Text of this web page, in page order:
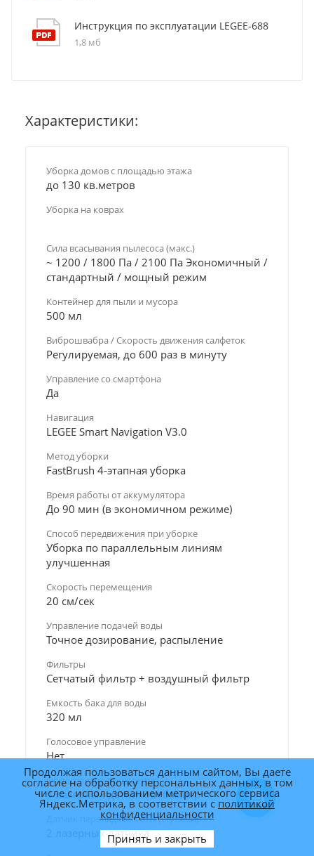
Инструкция по эксплуатации LEGEE-688
1,8 мб
Характеристики:
Уборка домов с площадью этажа
до 130 кв.метров
Уборка на коврах
Сила всасывания пылесоса (макс.)
~ 1200 / 1800 Па / 2100 Па Экономичный /
стандартный / мощный режим
Контейнер для пыли и мусора
500 мл
Виброшвабра / Скорость движения салфеток
Регулируемая, до 600 раз в минуту
Управление со смартфона
Да
Навигация
LEGEE Smart Navigation V3.0
Метод уборки
FastBrush 4-этапная уборка
Время работы от аккумулятора
До 90 мин (в экономичном режиме)
Способ передвижения при уборке
Уборка по параллельным линиям
улучшенная
Скорость перемещения
20 см/сек
Управление подачей воды
Точное дозирование, распыление
Фильтры
Сетчатый фильтр + воздушный фильтр
Емкость бака для воды
320 мл
Голосовое управление
Нет
Определение предметов
5 лазерных датчиков+бампер
Датчик перепада высоты (ступени)
2 лазерных датчика
Продолжая пользоваться данным сайтом, Вы даете
согласие на обработку персональных данных, в том
числе с использованием метрического сервиса
Яндекс.Метрика, в соответствии с политикой
конфиденциальности
Принять и закрыть